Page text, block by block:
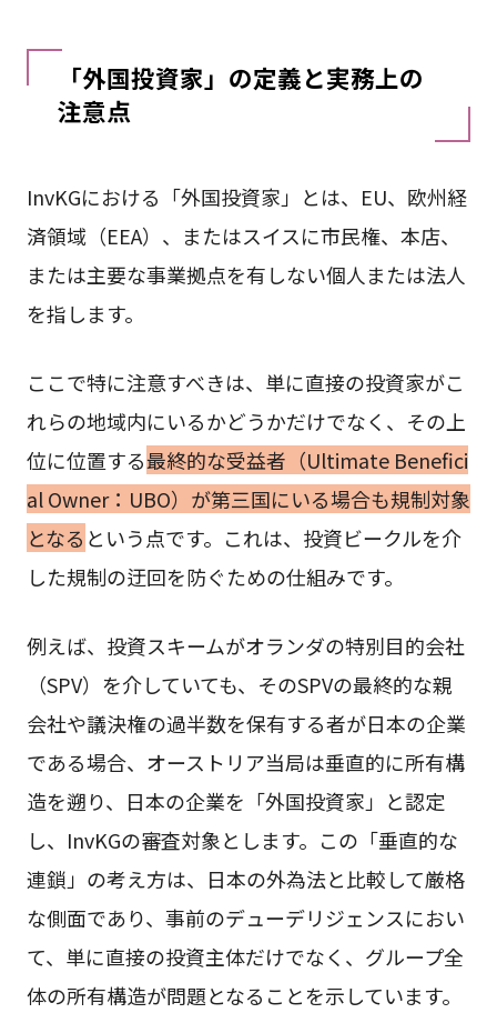
「外国投資家」の定義と実務上の
注意点
InvKGにおける「外国投資家」とは、EU、欧州経
済領域（EEA）、またはスイスに市民権、本店、
または主要な事業拠点を有しない個人または法人
を指します。
ここで特に注意すべきは、単に直接の投資家がこ
れらの地域内にいるかどうかだけでなく、その上
位に位置する最終的な受益者（Ultimate Benefici
al Owner：UBO）が第三国にいる場合も規制対象
となる という点です。これは、投資ビークルを介
した規制の迂回を防ぐための仕組みです。
例えば、投資スキームがオランダの特別目的会社
（SPV）を介していても、そのSPVの最終的な親
会社や議決権の過半数を保有する者が日本の企業
である場合、オーストリア当局は垂直的に所有構
造を遡り、日本の企業を「外国投資家」と認定
し、InvKGの審査対象とします。この「垂直的な
連鎖」の考え方は、日本の外為法と比較して厳格
な側面であり、事前のデューデリジェンスにおい
て、単に直接の投資主体だけでなく、グループ全
体の所有構造が問題となることを示しています。